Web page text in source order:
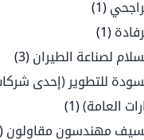
(1)
(1)
لصناعة الطيران (3)
للتطوير (إحدى
العامة)(1)
مهندسون مقاولون (1)